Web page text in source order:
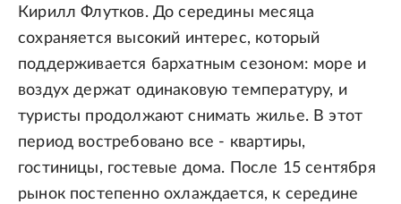
Кирилл Флутков. До середины месяца
сохраняется высокий интерес, который
поддерживается бархатным сезоном: море и
воздух держат одинаковую температуру, и
туристы продолжают снимать жилье. В этот
период востребовано все - квартиры,
гостиницы, гостевые дома. После 15 сентября
рынок постепенно охлаждается, к середине